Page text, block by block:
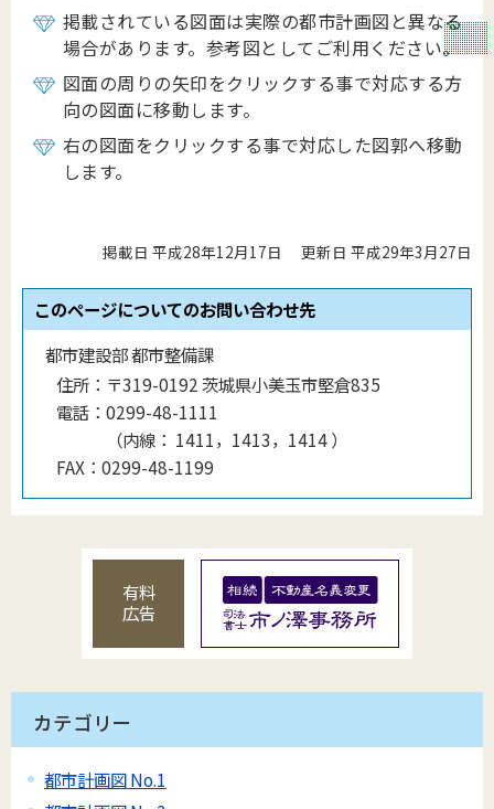
掲載されている図面は実際の都市計画図と異なる
場合があります。参考図としてご利用ください。
図面の周りの矢印をクリックする事で対応する方
向の図面に移動します。
右の図面をクリックする事で対応した図郭へ移動
します。
掲載日 平成28年12月17日 更新日 平成29年3月27日
このページについてのお問い合わせ先
都市建設部 都市整備課
住所： 〒319-0192 茨城県小美玉市堅倉835
電話： 0299-48-1111
（内線 ： 1411，1413，1414）
FAX： 0299-48-1199
有料
広告
カテゴリー
都市計画図 No.1